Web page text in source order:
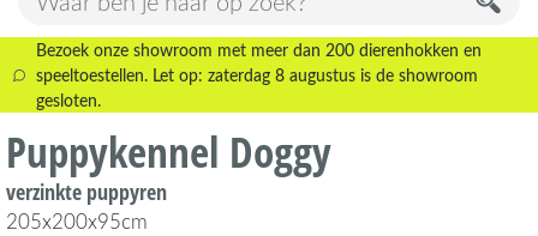
Bezoek onze showroom met meer dan 200 dierenhokken en
speeltoestellen. Let op: zaterdag 8 augustus is de showroom
gesloten.
Puppykennel Doggy
verzinkte puppyren
205x200x95cm